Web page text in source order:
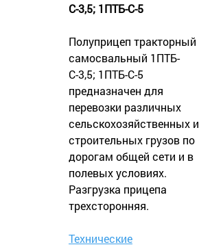
С-3,5; 1ПТБ-С-5
Полуприцеп тракторный
самосвальный 1ПТБ-
С-3,5; 1ПТБ-С-5
предназначен для
перевозки различных
сельскохозяйственных и
строительных грузов по
дорогам общей сети и в
полевых условиях.
Разгрузка прицепа
трехсторонняя.
Технические